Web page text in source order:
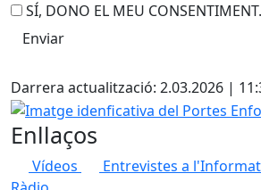
SÍ, DONO EL MEU CONSENTIMENT.
Darrera actualització: 2.03.2026 |
Imatge idenficativa del Portes Enfora
Enllaços
Vídeos Entrevistes a